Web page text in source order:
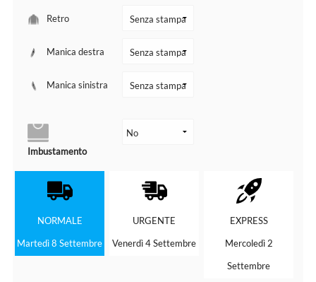
Retro
Manica destra
Manica sinistra
Imbustamento
NORMALE
Martedì 8 Settembre
URGENTE
Venerdì 4 Settembre
EXPRESS
Mercoledì 2
Settembre